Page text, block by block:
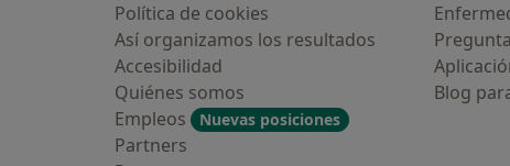
Política de cookies
Así organizamos los resultados
Accesibilidad
Quiénes somos
Empleos
Nuevas posiciones
Partners
Blog